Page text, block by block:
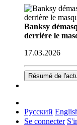
Banksy
derrière le
17.03.2026
Résumé de
Русский
Se connecter